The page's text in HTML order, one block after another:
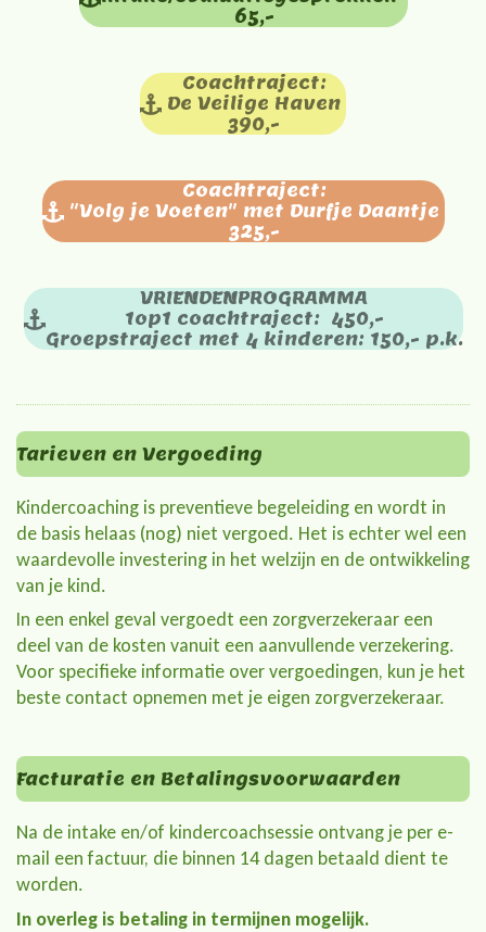
65,-
Coachtraject:
De Veilige Haven
390,-
Coachtraject:
"Volg je Voeten" met Durfje Daantje
325,-
VRIENDENPROGRAMMA
1op1 coachtraject: 450,-
Groepstraject met 4 kinderen: 150,- p.k.
Tarieven en Vergoeding
Kindercoaching is preventieve begeleiding en wordt in
de basis helaas (nog) niet vergoed. Het is echter wel een
waardevolle investering in het welzijn en de ontwikkeling
van je kind.
In een enkel geval vergoedt een zorgverzekeraar een
deel van de kosten vanuit een aanvullende verzekering.
Voor specifieke informatie over vergoedingen, kun je het
beste contact opnemen met je eigen zorgverzekeraar.
Facturatie en Betalingsvoorwaarden
Na de intake en/of kindercoachsessie ontvang je per e-
mail een factuur, die binnen 14 dagen betaald dient te
worden.
In overleg is betaling in termijnen mogelijk.